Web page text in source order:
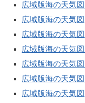
広域版海の天気
広域版海の天気
広域版海の天気
広域版海の天気
広域版海の天気
広域版海の天気
広域版海の天気